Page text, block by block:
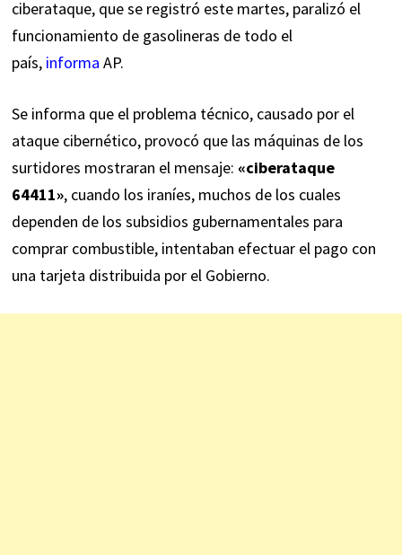
ciberataque, que se registró este martes, paralizó el
funcionamiento de gasolineras de todo el
país, informa AP.
Se informa que el problema técnico, causado por el
ataque cibernético, provocó que las máquinas de los
surtidores mostraran el mensaje: «ciberataque
64411», cuando los iraníes, muchos de los cuales
dependen de los subsidios gubernamentales para
comprar combustible, intentaban efectuar el pago con
una tarjeta distribuida por el Gobierno.